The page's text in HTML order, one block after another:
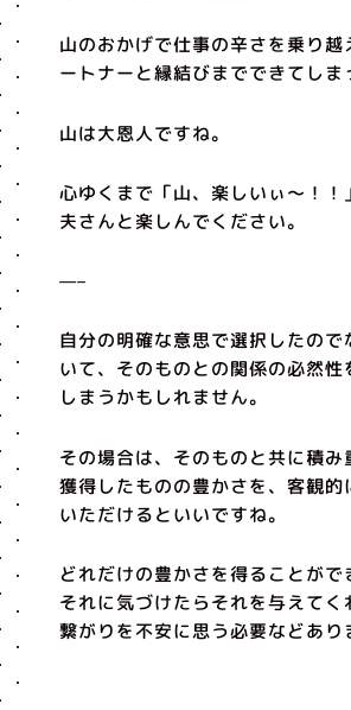
山のおかげで仕事の辛さを乗り越
ートナーと縁結びまでできてしま
山は大恩人ですね。
心ゆくまで「山、楽しいぃ〜！！
夫さんと楽しんでください。
—–
自分の明確な意思で選択したので
いて、そのものとの関係の必然性
しまうかもしれません。
その場合は、そのものと共に積み
獲得したものの豊かさを、客観的
いただけるといいですね。
どれだけの豊かさを得ることがで
それに気づけたらそれを与えてく
繋がりを不安に思う必要などあり